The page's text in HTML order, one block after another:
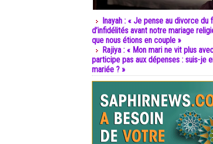
Inayah : « Je pense au divorce du
d’infidélités avant notre mariage
que nous étions en couple »
Rajiya : « Mon mari ne vit plus
participe pas aux dépenses : suis-je
mariée ? »